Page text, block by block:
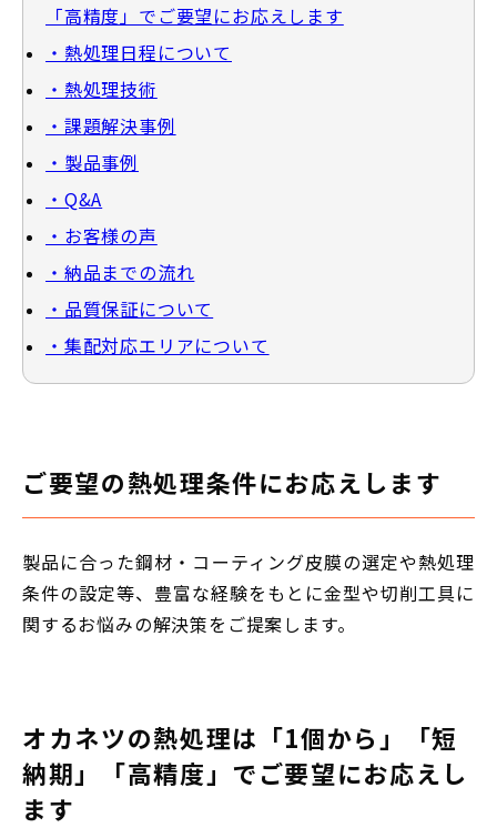
「高精度」でご要望にお応えします
・熱処理日程について
・熱処理技術
・課題解決事例
・製品事例
・Q&A
・お客様の声
・納品までの流れ
・品質保証について
・集配対応エリアについて
ご要望の熱処理条件にお応えします
製品に合った鋼材・コーティング皮膜の選定や熱処理
条件の設定等、豊富な経験をもとに金型や切削工具に
関するお悩みの解決策をご提案します。
オカネツの熱処理は「1個から」「短
納期」「高精度」でご要望にお応えし
ます